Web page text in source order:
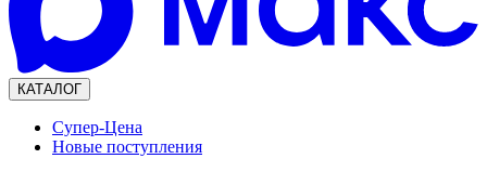
КАТАЛОГ
Супер-Цена
Новые поступления